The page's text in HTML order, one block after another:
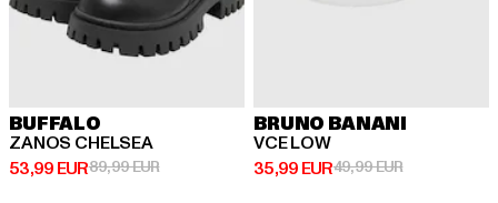
BUFFALO
ZANOS CHELSEA
53,99 EUR
Derzeitiger Preis: 53,99 EUR
89,99 EURAktionspreis: 89,99 EUR
BRUNO BANANI
VCE LOW
35,99 EUR
Derzeitiger Preis: 35,99 EUR
49,99 EURAktionspreis: